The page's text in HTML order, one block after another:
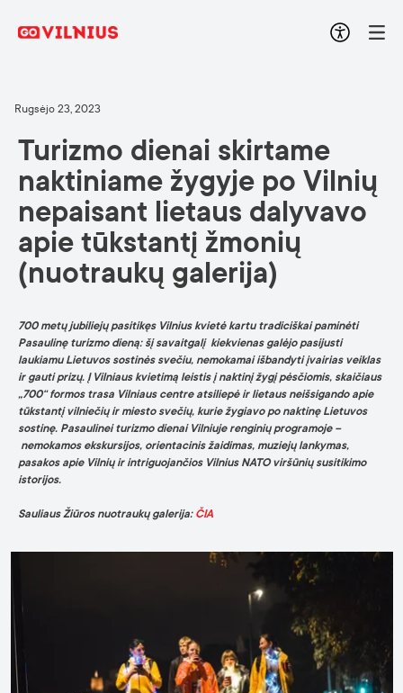
Rugsėjo 23, 2023
Turizmo dienai skirtame
naktiniame žygyje po Vilnių
nepaisant lietaus dalyvavo
apie tūkstantį žmonių
(nuotraukų galerija)
700 metų jubiliejų pasitikęs Vilnius kvietė kartu tradiciškai paminėti
Pasaulinę turizmo dieną: šį savaitgalį kiekvienas galėjo pasijusti
laukiamu Lietuvos sostinės svečiu, nemokamai išbandyti įvairias veiklas
ir gauti prizų. Į Vilniaus kvietimą leistis į naktinį žygį pėsčiomis, skaičiaus
„700“ formos trasa Vilniaus centre atsiliepė ir lietaus neišsigando apie
tūkstantį vilniečių ir miesto svečių, kurie žygiavo po naktinę Lietuvos
sostinę. Pasaulinei turizmo dienai Vilniuje renginių programoje –
nemokamos ekskursijos, orientacinis žaidimas, muziejų lankymas,
pasakos apie Vilnių ir intriguojančios Vilnius NATO viršūnių susitikimo
istorijos.
Sauliaus Žiūros nuotraukų galerija: ČIA